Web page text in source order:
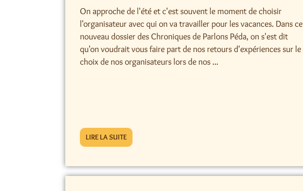
On approche de l'été et c'est souvent le moment de choisir
l'organisateur avec qui on va travailler pour les vacances. Dans ce
nouveau dossier des Chroniques de Parlons Péda, on s'est dit
qu'on voudrait vous faire part de nos retours d'expériences sur le
choix de nos organisateurs lors de nos ...
LIRE LA SUITE